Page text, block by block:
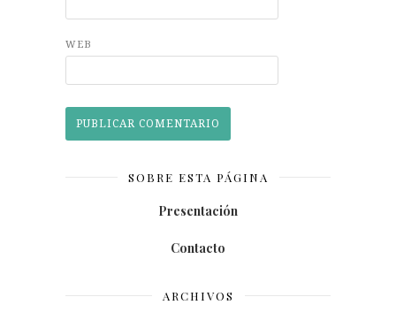
WEB
SOBRE ESTA PÁGINA
Presentación
Contacto
ARCHIVOS